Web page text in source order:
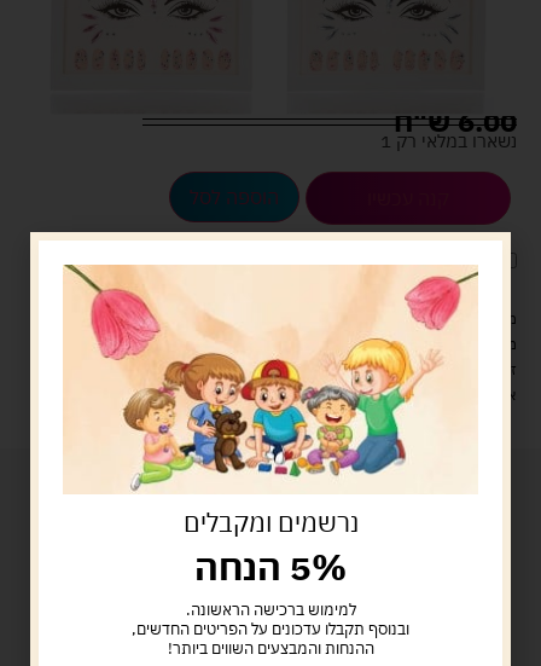
6.00ש"ח
נשארו במלאי רק 1
הוספה לסל
לארוז את המוצר באריזת מתנה5.00 ש"ח ?
מעל 329 ש"ח, משלוח עם שליח עד הבית חינם! – 0 ₪
משלוח עם שליח עד הבית: 29 ש"ח
זמן אספקה: עד 4 ימי עסקים.
איסוף עצמי: מ"ביתר טויס" רחוב בניין דוד 18, ביתר עילית.
נרשמים ומקבלים
5% הנחה
למימוש ברכישה הראשונה.
ובנוסף תקבלו עדכונים על הפריטים החדשים,
ההנחות והמבצעים השווים ביותר!